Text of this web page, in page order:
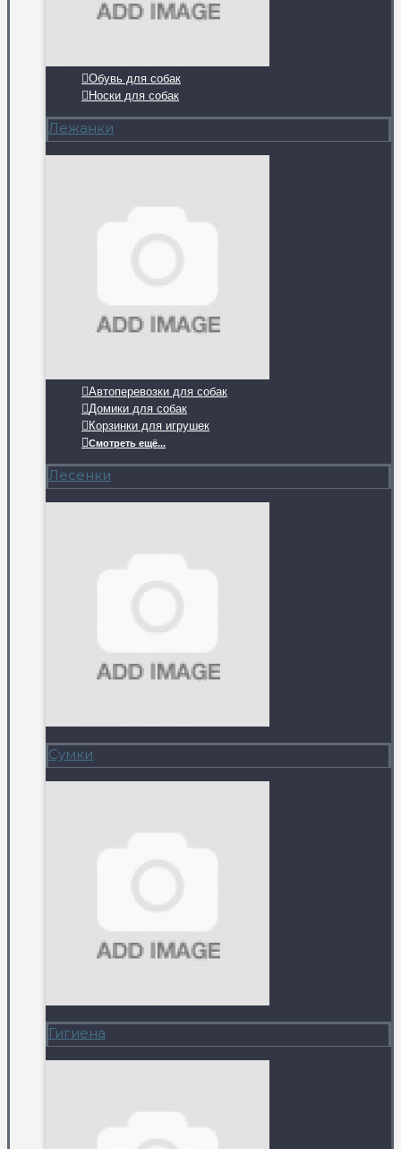
Обувь для собак
Носки для собак
Лежанки
Автоперевозки для собак
Домики для собак
Корзинки для игрушек
Смотреть ещё...
Лесенки
Сумки
Гигиена